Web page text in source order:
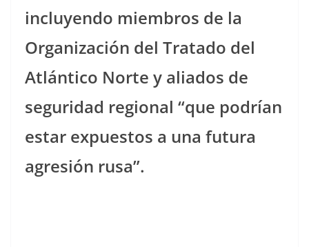
incluyendo miembros de la
Organización del Tratado del
Atlántico Norte y aliados de
seguridad regional “que podrían
estar expuestos a una futura
agresión rusa”.